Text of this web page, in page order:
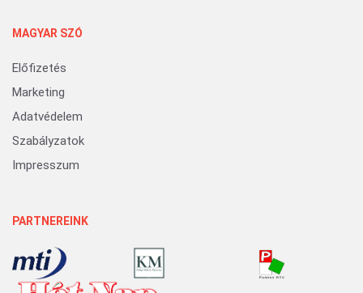
MAGYAR SZÓ
Előfizetés
Marketing
Adatvédelem
Szabályzatok
Impresszum
PARTNEREINK